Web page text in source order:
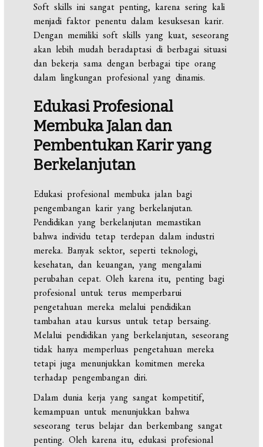
Soft skills ini sangat penting, karena sering kali
menjadi faktor penentu dalam kesuksesan karir.
Dengan memiliki soft skills yang kuat, seseorang
akan lebih mudah beradaptasi di berbagai situasi
dan bekerja sama dengan berbagai tipe orang
dalam lingkungan profesional yang dinamis.
EdukasiProfesional
MembukaJalandan
Pembentukan Karir yang
Berkelanjutan
Edukasi profesional membuka jalan bagi
pengembangan karir yang berkelanjutan.
Pendidikan yang berkelanjutan memastikan
bahwa individu tetap terdepan dalam industri
mereka. Banyak sektor, seperti teknologi,
kesehatan, dan keuangan, yang mengalami
perubahan cepat. Oleh karena itu, penting bagi
profesional untuk terus memperbarui
pengetahuan mereka melalui pendidikan
tambahan atau kursus untuk tetap bersaing.
Melalui pendidikan yang berkelanjutan, seseorang
tidak hanya memperluas pengetahuan mereka
tetapi juga menunjukkan komitmen mereka
terhadap pengembangan diri.
Dalam dunia kerja yang sangat kompetitif,
kemampuan untuk menunjukkan bahwa
seseorang terus belajar dan berkembang sangat
penting. Oleh karena itu, edukasi profesional